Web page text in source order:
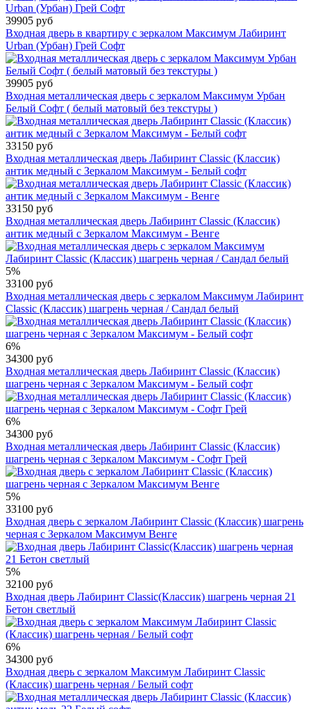
39905 руб
Входная дверь в квартиру с зеркалом Максимум Лабиринт
Urban (Урбан) Грей Софт
39905 руб
Входная металлическая дверь с зеркалом Максимум Урбан
Белый Софт ( белый матовый без текстуры )
33150 руб
Входная металлическая дверь Лабиринт Classic (Классик)
антик медный с Зеркалом Максимум - Белый софт
33150 руб
Входная металлическая дверь Лабиринт Classic (Классик)
антик медный с Зеркалом Максимум - Венге
5%
33100 руб
Входная металлическая дверь с зеркалом Максимум Лабиринт
Classic (Классик) шагрень черная / Сандал белый
6%
34300 руб
Входная металлическая дверь Лабиринт Classic (Классик)
шагрень черная с Зеркалом Максимум - Белый софт
6%
34300 руб
Входная металлическая дверь Лабиринт Classic (Классик)
шагрень черная с Зеркалом Максимум - Софт Грей
5%
33100 руб
Входная дверь с зеркалом Лабиринт Classic (Классик) шагрень
черная с Зеркалом Максимум Венге
5%
32100 руб
Входная дверь Лабиринт Classic(Классик) шагрень черная 21
Бетон светлый
6%
34300 руб
Входная дверь с зеркалом Максимум Лабиринт Classic
(Классик) шагрень черная / Белый софт